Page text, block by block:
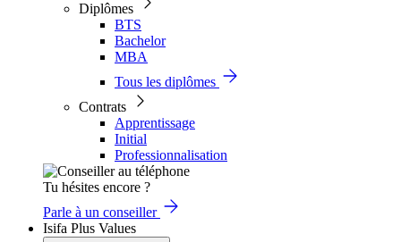
Diplômes
BTS
Bachelor
MBA
Tous les diplômes
Contrats
Apprentissage
Initial
Professionnalisation
Tu hésites encore ?
Parle à un conseiller
Isifa Plus Values